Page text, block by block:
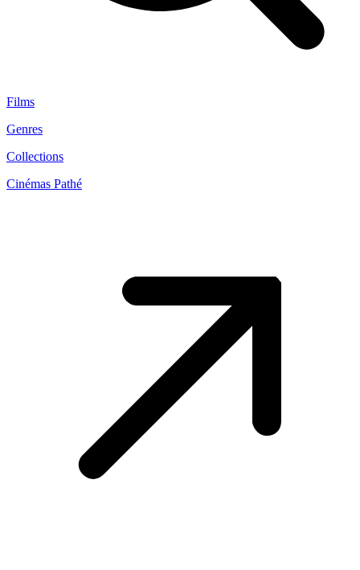
Films
Genres
Collections
Cinémas Pathé